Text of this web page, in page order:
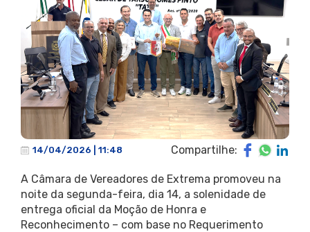
14/04/2026 | 11:48 Compartilhe:
A Câmara de Vereadores de Extrema promoveu na
noite da segunda-feira, dia 14, a solenidade de
entrega oficial da Moção de Honra e
Reconhecimento – com base no Requerimento